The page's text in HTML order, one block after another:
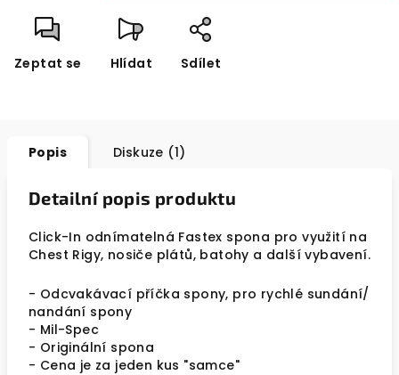
Zeptat se Hlídat Sdílet
Popis Diskuze (1)
Detailní popis produktu
Click-In odnímatelná Fastex spona pro využití na
Chest Rigy, nosiče plátů, batohy a další vybavení.
- Odcvakávací příčka spony, pro rychlé sundání/
nandání spony
- Mil-Spec
- Originální spona
- Cena je za jeden kus "samce"